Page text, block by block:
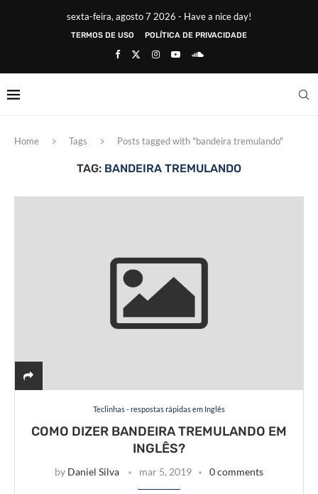
sexta-feira, agosto 7 2026 - Have a nice day!
TERMOS DE USO POLÍTICA DE PRIVACIDADE
Home Tags Posts tagged with "bandeira tremulando"
TAG: BANDEIRA TREMULANDO
Teclinhas - respostas rápidas em Inglês
COMO DIZER BANDEIRA TREMULANDO EM
INGLÊS?
by Daniel Silva mar 5, 2019 0 comments